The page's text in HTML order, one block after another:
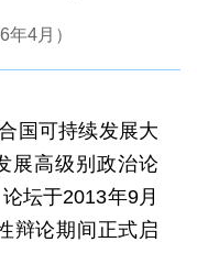
年4月）
国可持续发展大
展高级别政治论
坛于2013年9月
辩论期间正式启